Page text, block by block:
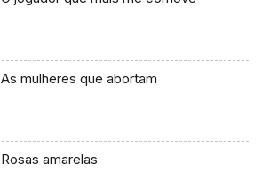
As mulheres que abortam
Rosas amarelas